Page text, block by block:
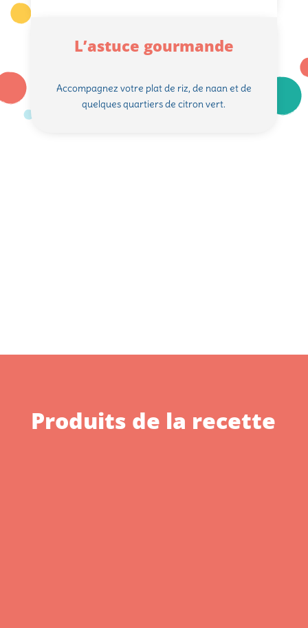
L’astuce gourmande
Accompagnez votre plat de riz, de naan et de
quelques quartiers de citron vert.
Produits de la recette